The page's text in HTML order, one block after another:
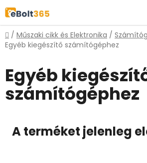
Ugrás
fő
tartalomhoz
Kezdőlap
/ Műszaki cikk és Elektronika /
Egyéb kiegészítő számítógéphez
Egyéb
számítógéphez
A terméket jelenleg